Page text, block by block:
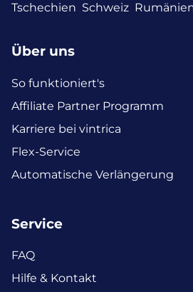
Tschechien Schweiz
Über uns
So funktioniert's
Affiliate Partner Programm
Karriere bei vintrica
Flex-Service
Automatische Verlängerung
Service
FAQ
Hilfe & Kontakt